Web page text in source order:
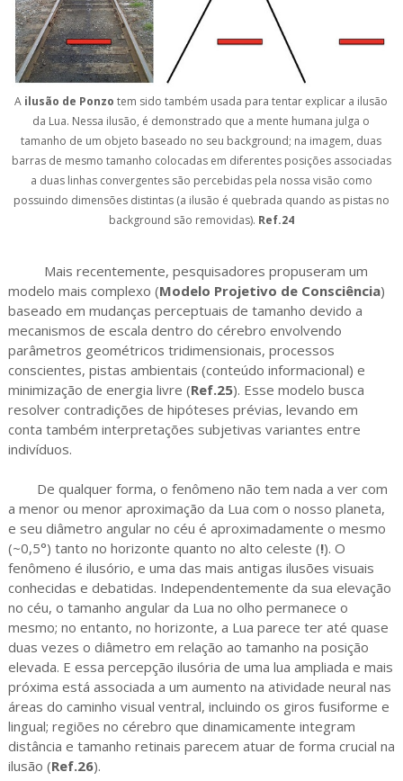
A ilusão de Ponzo tem sido também usada para tentar explicar a ilusão
da Lua. Nessa ilusão, é demonstrado que a mente humana julga o
tamanho de um objeto baseado no seu background; na imagem, duas
barras de mesmo tamanho colocadas em diferentes posições associadas
a duas linhas convergentes são percebidas pela nossa visão como
possuindo dimensões distintas (a ilusão é quebrada quando as pistas no
background são removidas). Ref.24
Mais recentemente, pesquisadores propuseram um
modelo mais complexo (Modelo Projetivo de Consciência)
baseado em mudanças perceptuais de tamanho devido a
mecanismos de escala dentro do cérebro envolvendo
parâmetros geométricos tridimensionais, processos
conscientes, pistas ambientais (conteúdo informacional) e
minimização de energia livre (Ref.25). Esse modelo busca
resolver contradições de hipóteses prévias, levando em
conta também interpretações subjetivas variantes entre
indivíduos.
De qualquer forma, o fenômeno não tem nada a ver com
a menor ou menor aproximação da Lua com o nosso planeta,
e seu diâmetro angular no céu é aproximadamente o mesmo
(~0,5°) tanto no horizonte quanto no alto celeste (!). O
fenômeno é ilusório, e uma das mais antigas ilusões visuais
conhecidas e debatidas. Independentemente da sua elevação
no céu, o tamanho angular da Lua no olho permanece o
mesmo; no entanto, no horizonte, a Lua parece ter até quase
duas vezes o diâmetro em relação ao tamanho na posição
elevada. E essa percepção ilusória de uma lua ampliada e mais
próxima está associada a um aumento na atividade neural nas
áreas do caminho visual ventral, incluindo os giros fusiforme e
lingual; regiões no cérebro que dinamicamente integram
distância e tamanho retinais parecem atuar de forma crucial na
ilusão (Ref.26).